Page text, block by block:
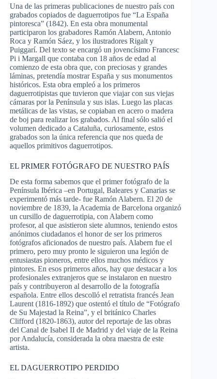
Una de las primeras publicaciones de nuestro país con
grabados copiados de daguerrotipos fue “La España
pintoresca” (1842). En esta obra monumental
participaron los grabadores Ramón Alabern, Antonio
Roca y Ramón Sáez, y los ilustradores Rigalt y
Puiggarí. Del texto se encargó un jovencísimo Francesc
Pi i Margall que contaba con 18 años de edad al
comienzo de esta obra que, con preciosas y grandes
láminas, pretendía mostrar España y sus monumentos
históricos. Esta obra empleó a los primeros
daguerrotipistas que tuvieron que viajar con sus viejas
cámaras por la Península y sus islas. Luego las placas
metálicas de las vistas, se copiaban en acero o madera
de boj para realizar los grabados. Al final sólo salió el
volumen dedicado a Cataluña, curiosamente, estos
grabados son la única referencia que nos queda de
aquellos primitivos daguerrotipos.
EL PRIMER FOTÓGRAFO DE NUESTRO PAÍS
De esta forma sabemos que el primer fotógrafo de la
Península Ibérica –en Portugal, Baleares y Canarias se
experimentó más tarde- fue Ramón Alabern. El 20 de
noviembre de 1839, la Academia de Barcelona organizó
un cursillo de daguerrotipia, con Alabern como
profesor, al que asistieron siete alumnos, teniendo estos
anónimos ciudadanos el honor de ser los primeros
fotógrafos aficionados de nuestro país. Alabern fue el
primero, pero muy pronto le siguieron una legión de
entusiastas pioneros, entre ellos muchos médicos y
pintores. En esos primeros años, hay que destacar a los
profesionales extranjeros que se instalaron en nuestro
país y contribuyeron al desarrollo de la fotografía
española. Entre ellos descolló el retratista francés Jean
Laurent (1816-1892) que ostentó el título de “Fotógrafo
de Su Majestad la Reina”, y el británico Charles
Clifford (1820-1863), autor del reportaje de las obras
del Canal de Isabel II de Madrid y del viaje de la Reina
por Andalucía, considerada la obra maestra de este
artista.
EL DAGUERROTIPO PERDIDO